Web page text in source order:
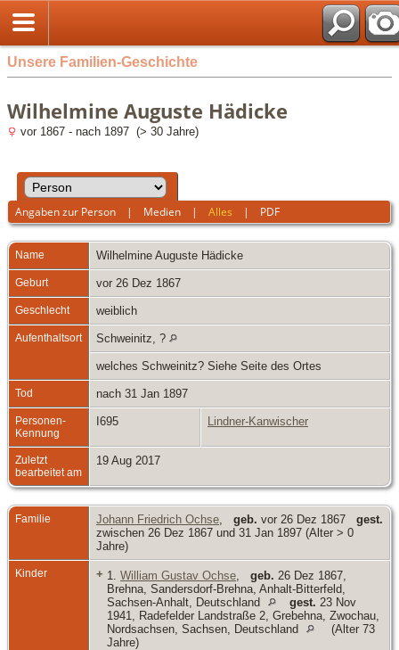
Unsere Familien-Geschichte
Wilhelmine Auguste Hädicke
vor 1867 - nach 1897 (> 30 Jahre)
Angaben zur Person | Medien |Alles | PDF
Name Wilhelmine Auguste Hädicke
Geburt vor 26 Dez 1867
Geschlecht weiblich
Aufenthaltsort Schweinitz, ?
welches Schweinitz? Siehe Seite des Ortes
Tod nach 31 Jan 1897
Personen-
Kennung
I695 Lindner-Kanwischer
Zuletzt
bearbeitet am
19 Aug 2017
Familie Johann Friedrich Ochse geb. vor 26 Dez 1867 gest.
zwischen 26 Dez 1867 und 31 Jan 1897 (Alter > 0
Jahre)
Kinder + 1. William Gustav Ochse geb. 26 Dez 1867,
Brehna, Sandersdorf-Brehna, Anhalt-Bitterfeld,
Sachsen-Anhalt, Deutschland
gest. 23 Nov
1941, Radefelder Landstraße 2, Grebehna, Zwochau,
Nordsachsen, Sachsen, Deutschland
(Alter 73
Jahre)